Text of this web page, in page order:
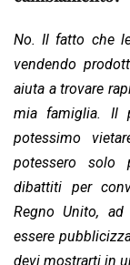
No. Il fatto che
vendendo
aiuta a trovare
mia famiglia. Il
potessimo
potessero solo
dibattiti per
Regno Unito,
essere
devi mostrarti in